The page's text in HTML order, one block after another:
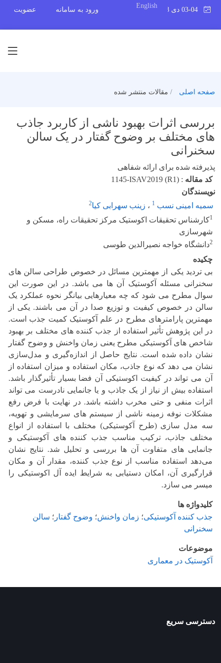
English
ورود به سامانه عضویت
صفحه اصلی مقالات منتشر شده
بررسی اثرات بهبود ناشی از کاربرد جاذب
های مختلف بر وضوح گفتار در یک سالن
سخنرانی
پذیرفته شده برای ارائه شفاهی
کد مقاله :
1145-ISAV2019 (R1)
نویسندگان
سمیه امینی نسب 1 ، زینب سهرابی کیا2
1کارشناس تحقیقات اکوستیک مرکز تحقیقات راه، مسکن و
شهرسازی
2دانشگاه خواجه نصیرالدین طوسی
چکیده
بی تردید یکی از مهمترین مسائل در خصوص طراحی سالن های
سخنرانی مسئله آکوستیک آن ها می باشد. در این صورت این
سوال مطرح می شود که چه معیارهایی بیانگر نحوه عملکرد یک
سالن در خصوص کیفیت و توزیع صدا در آن می باشند. یکی از
مهمترین پارامترهای مطرح در علم آکوستیک کمیت جذب است.
در این پژوهش تأثیر استفاده از جذب کننده های مختلف بر بهبود
شاخص های آکوستیکی مطرح یعنی زمان واخنش و وضوح گفتار
نشان داده شده است. نتایج حاصل از اندازه‌گیری و مدل‌سازی
نشان می دهد که نوع جاذب، مکان استفاده و میزان استفاده از
آن می تواند در کیفیت اکوستیکی آن فضا بسیار تأثیرگذار باشد.
استفاده بیش از نیاز از یک جاذب و یا جانمایی نادرست می تواند
اثرات منفی و حتی مخرب داشته باشد. در نهایت با فرض رفع
مشکلات نوفه زمینه ناشی از سیستم های سرمایشی و تهویه،
سه مدل سازی (طرح آکوستیکی) مختلف با استفاده از انواع
مختلف جاذب، ترکیب مناسب جذب کننده های آکوستیکی و
جانمایی های متفاوت آن ها بررسی و تحلیل شد. نتایج نشان
می‌دهد استفاده مناسب از نوع جذب کننده، مقدار آن و مکان
قرارگیری آن، امکان دستیابی به شرایط ایده آل اکوستیکی را
میسر می سازد.
کلیدواژه ها
جذب کننده آکوستیکی؛ زمان واخنش؛ وضوح گفتار ؛ سالن
سخنرانی
موضوعات
آکوستیک در معماری
دسترسی سریع